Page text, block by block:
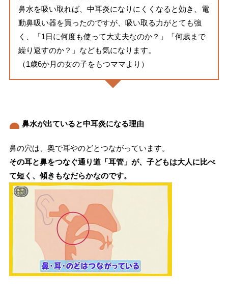
鼻水を吸い取れば、中耳炎になりにくくなると効き、電
動鼻吸い器を買ったのですが、吸い取る力がとても強
く、「1日に何度も使って大丈夫なのか？」「何歳まで
繰り返すのか？」なども気になります。
（1歳6か月の女の子をもつママより）
鼻水が出ていると中耳炎になる理由
鼻の穴は、奥で耳やのどとつながっています。
その耳と鼻をつなぐ通り道「耳管」が、子どもは大人に比べ
て短く、傾きもなだらかなのです。